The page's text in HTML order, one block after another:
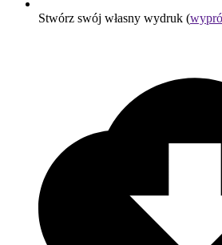
Stwórz swój własny wydruk (